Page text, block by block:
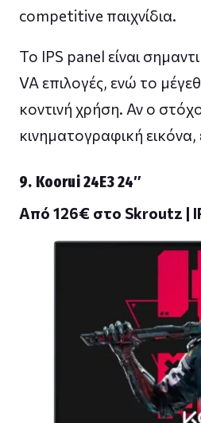
competitive παιχνίδια.
Το IPS panel είναι
VA επιλογές, ενώ το
κοντινή χρήση. Αν ο
κινηματογραφική
9. Koorui 24E3 24″
Από 126€ στο Skroutz |